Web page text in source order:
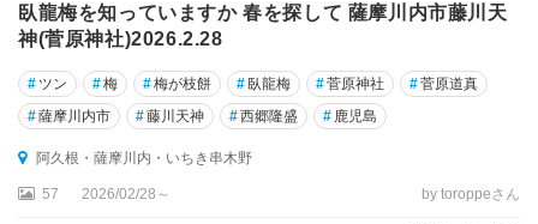
臥龍梅を知っていますか 春を探して 薩摩川内市藤川天
神(菅原神社)2026.2.28
# ツン #梅 #梅が枝餅 # 臥龍梅 #菅原神社 #菅原道真
#薩摩川内市 #藤川天神 #西郷隆盛 # 鹿児島
阿久根・薩摩川内・いちき串木野
57 2026/02/28～ by toroppeさん